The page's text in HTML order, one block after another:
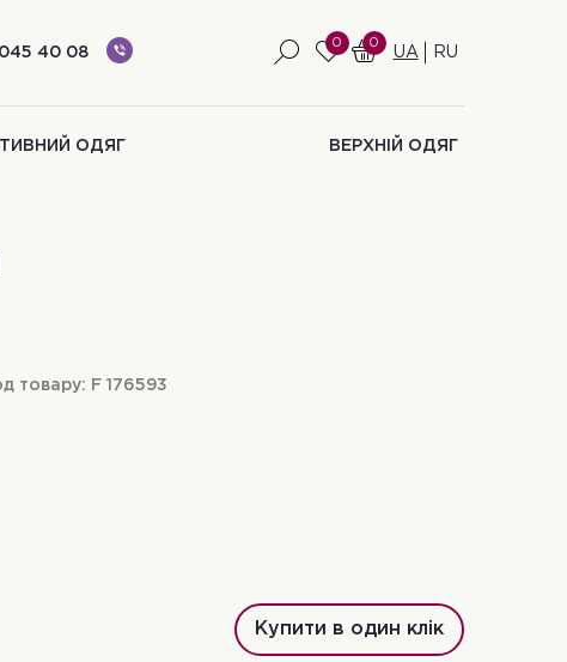
40 08
0 0
UA RU
ОДЯГ ВЕРХНІЙ ОДЯГ
товару: F 176593
Купити в один клік